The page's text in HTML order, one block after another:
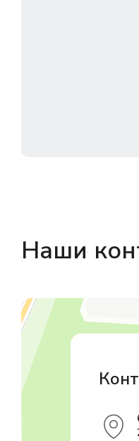
Наши
Магазин резинотехники
Резиновые и
Садовый инвентарь и